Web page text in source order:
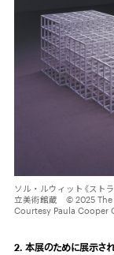
ソル・ルウィット《スト
立美術館蔵 © 2025 The
Courtesy Paula Cooper
2. 本展のために展示され